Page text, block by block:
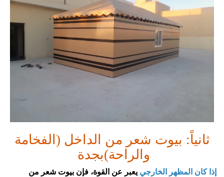
ثانياً: بيوت شعر من الداخل (الفخامة
والراحة)بجدة
إذا كان المظهر الخارجييعبر عن القوة، فإن بيوت شعر من